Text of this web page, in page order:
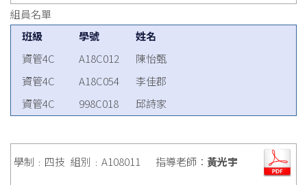
組員名單
班級
學號
姓名
資管4C
A18C012
陳怡甄
資管4C
A18C054
李佳郡
資管4C
998C018 邱詩家
學制﹕四技 組別﹕A108011 指導老師： 黃光宇